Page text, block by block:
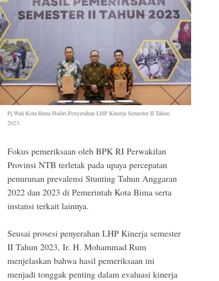
Pj Wali Kota Bima Hadiri Penyerahan LHP Kinerja Semester II Tahun
2023.
Fokus pemeriksaan oleh BPK RI Perwakilan
Provinsi NTB terletak pada upaya percepatan
penurunan prevalensi Stunting Tahun Anggaran
2022 dan 2023 di Pemerintah Kota Bima serta
instansi terkait lainnya.
Seusai prosesi penyerahan LHP Kinerja semester
II Tahun 2023, Ir. H. Mohammad Rum
menjelaskan bahwa hasil pemeriksaan ini
menjadi tonggak penting dalam evaluasi kinerja